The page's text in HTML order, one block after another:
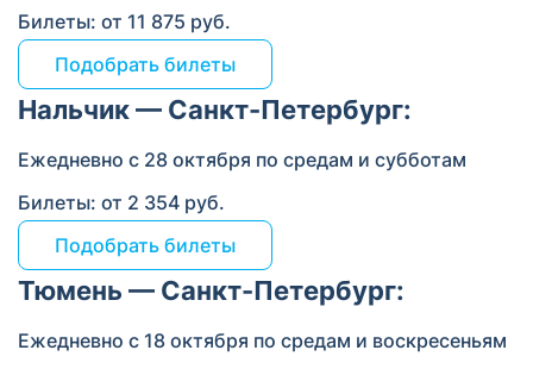
Билеты: от 11 875 руб.
Подобрать билеты
Нальчик — Санкт-Петербург:
Ежедневно с 28 октября по средам и субботам
Билеты: от 2 354 руб.
Подобрать билеты
Тюмень — Санкт-Петербург:
Ежедневно с 18 октября по средам и воскресеньям